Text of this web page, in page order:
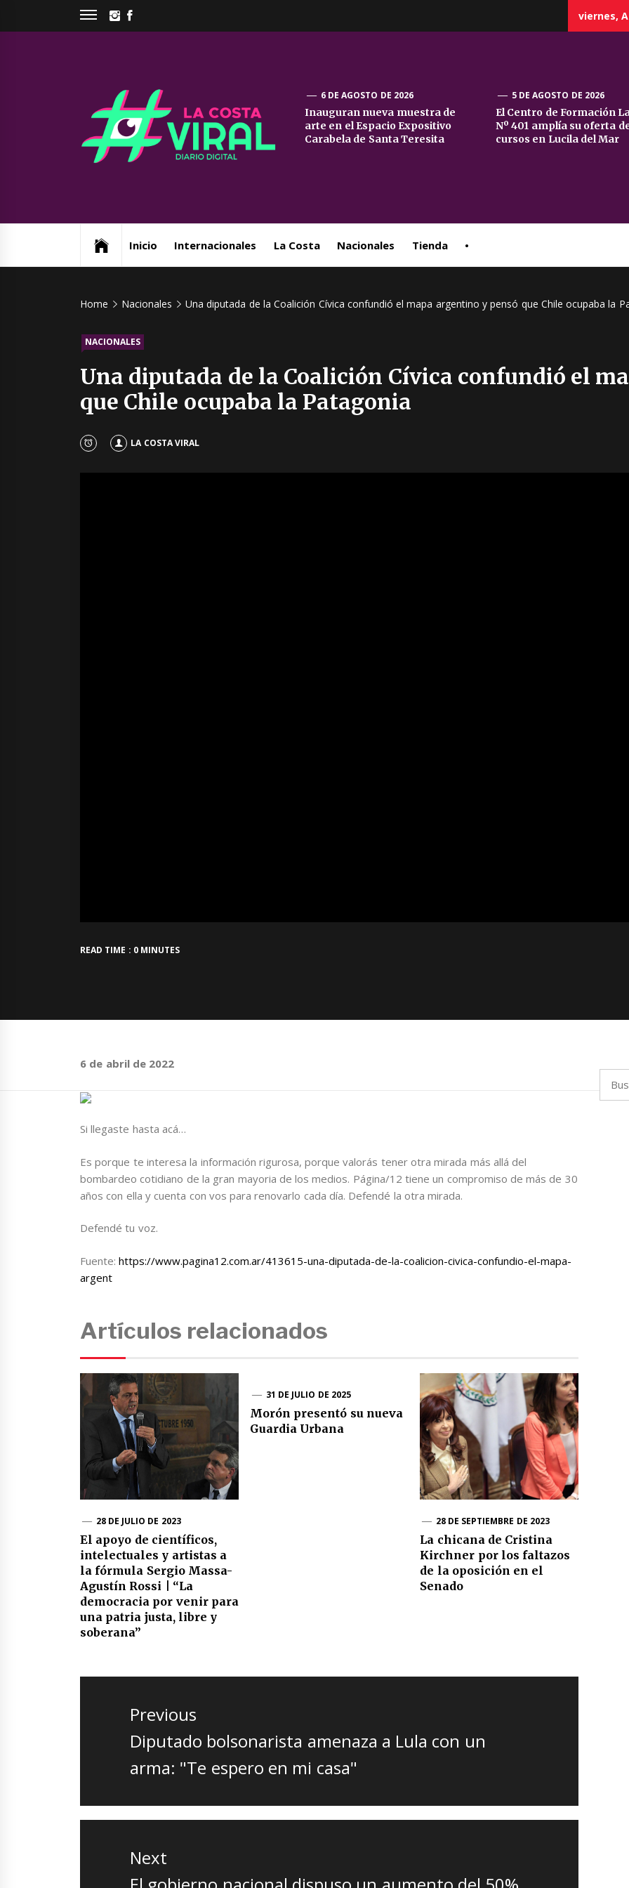
INSTAGRAM
viernes,
La
Costa
6 DE AGOSTO DE 2026
Inauguran nueva muestra de
arte en el Espacio Expositivo
Carabela de Santa Teresita
5 DE AGOSTO DE 2026
El Centro de Formación
Nº 401 amplía su oferta
cursos en Lucila del Mar
Inicio Internacionales La Costa Nacionales Tienda •
Home Nacionales Una diputada de la Coalición Cívica confundió el mapa argentino y pensó que Chile ocupaba la
NACIONALES
Una diputada de la Coalición Cívica confundió el
que Chile ocupaba la Patagonia
LA COSTA VIRAL
READ TIME : 0 MINUTES
6 de abril de 2022
Si llegaste hasta acá…
Es porque te interesa la información rigurosa, porque valorás tener otra mirada más allá del
bombardeo cotidiano de la gran mayoria de los medios. Página/12 tiene un compromiso de más de 30
años con ella y cuenta con vos para renovarlo cada día. Defendé la otra mirada.
Defendé tu voz.
Fuente:https://www.pagina12.com.ar/413615-una-diputada-de-la-coalicion-civica-confundio-el-mapa-
argent
Artículos relacionados
28 DE JULIO DE 2023
El apoyo de científicos,
intelectuales y artistas a
la fórmula Sergio Massa-
Agustín Rossi | “La
democracia por venir para
una patria justa, libre y
soberana”
31 DE JULIO DE 2025
Morón presentó su nueva
Guardia Urbana
28 DE SEPTIEMBRE DE 2023
La chicana de Cristina
Kirchner por los faltazos
de la oposición en el
Senado
Navegación
entradas
Previous
Previous
post:
Diputado bolsonarista amenaza a Lula con un
arma: "Te espero en mi casa"
Next